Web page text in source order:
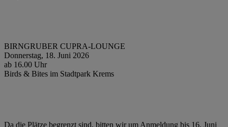
BIRNGRUBER CUPRA-LOUNGE
Donnerstag, 18. Juni 2026
ab 16.00 Uhr
Birds & Bites im Stadtpark Krems
Da die Plätze begrenzt sind, bitten wir um Anmeldung bis 16. Juni